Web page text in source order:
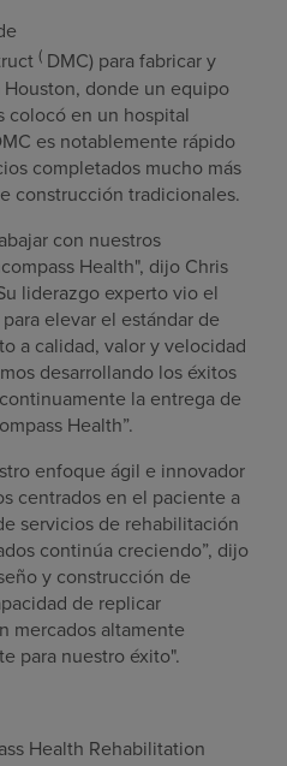
( DMC) para fabricar y
Houston, donde un equipo
colocó en un hospital
es notablemente rápido
completados mucho más
construcción tradicionales.
con nuestros
Health", dijo Chris
liderazgo experto vio el
elevar el estándar de
a calidad, valor y velocidad
desarrollando los éxitos
la entrega de
Health”.
enfoque ágil e innovador
centrados en el paciente a
servicios de rehabilitación
continúa creciendo”, dijo
y construcción de
de replicar
mercados altamente
para nuestro éxito".
Health Rehabilitation